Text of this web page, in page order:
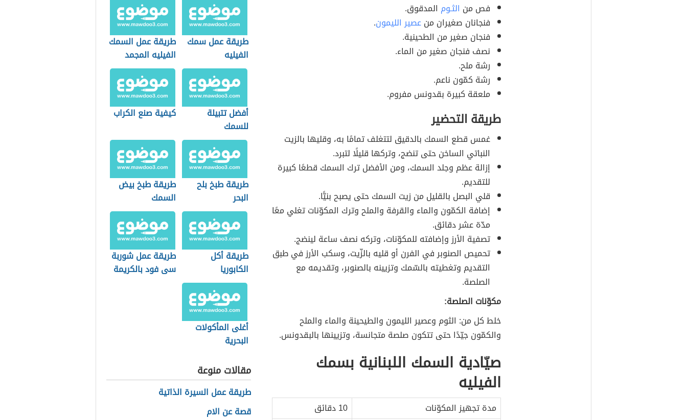
فص من الثـوم المدقوق.
فنجانان صغيران منعصير الليمون.
فنجان صغير من الطحينية.
نصف فنجان صغير من الماء.
رشة ملح.
رشة كمّون ناعم.
ملعقة كبيرة بقدونس مفروم.
طريقة التحضير
غمس قطع السمك بالدقيق لتتغلف تمامًا به، وقليها بالزيت
النباتي الساخن حتى تنضج، وتركها قليلًا لتبرد.
إزالة عظم وجلد السمك، ومن الأفضل ترك السمك قطعًا كبيرة
للتقديم.
قلي البصل بالقليل من زيت السمك حتى يصبح بنيًّا.
إضافة الكمّون والماء والقرفة والملح وترك المكوّنات تغلي معًا
مدّة عشر دقائق.
تصفية الأرز وإضافته للمكوّنات، وتركه نصف ساعة لينضج.
تحميص الصنوبر في الفرن أو قليه بالزّيت، وسكب الأرز في طبق
التقديم وتغطيته بالسّمك وتزيينه بالصنوبر، وتقديمه مع
الصلصة.
مكوّنات الصلصة:
خلط كل من: الثوم وعصير الليمون والطيحينة والماء والملح
والكمّون جيّدًا حتى تتكون صلصة متجانسة، وتزيينها بالبقدونس.
صيّادية السمك اللبنانية بسمك
الفيليه
مدة تجهيز المكوّنات
10 دقائق
طريقة عمل سمك
الفيليه
طريقة عمل السمك
الفيليه المجمد
أفضل تتبيلة
للسمك
كيفية صنع الكراب
طريقة طبخ بلح
البحر
طريقة طبخ بيض
السمك
طريقة أكل
الكابوريا
طريقة عمل شوربة
سى فود بالكريمة
أغلى المأكولات
البحرية
مقالات منوعة
طريقة عمل السيرة الذاتية
قصة عن الام